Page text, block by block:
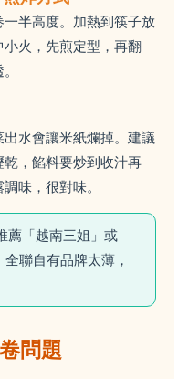
半高度。加熱到筷子放
火，先煎定型，再翻
水會讓米紙爛掉。建議
，餡料要炒到收汁再
味，很對味。
薦「越南三姐」或
全聯自有品牌太薄，
問題